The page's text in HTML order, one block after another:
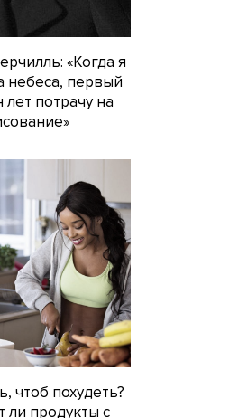
«Когда я
небеса, первый
лет потрачу на
чтоб похудеть?
ли продукты с